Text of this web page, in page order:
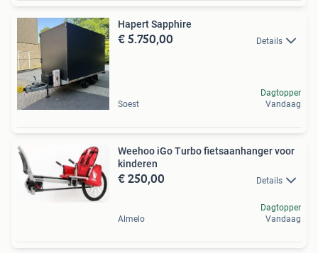
Hapert Sapphire
€ 5.750,00 Details
Soest
Dagtopper
Vandaag
Weehoo iGo Turbo fietsaanhanger voor
kinderen
€ 250,00 Details
Almelo
Dagtopper
Vandaag